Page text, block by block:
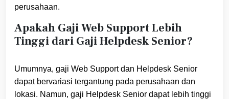
perusahaan.
Apakah Gaji Web Support Lebih
Tinggi dari Gaji Helpdesk Senior?
Umumnya, gaji Web Support dan Helpdesk Senior
dapat bervariasi tergantung pada perusahaan dan
lokasi. Namun, gaji Helpdesk Senior dapat lebih tinggi